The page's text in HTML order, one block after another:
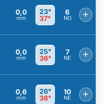
0,0
mm
23°
37°
6
NO +
0,0
mm
25°
36°
7
NE +
0,6
mm
26°
36°
10
NE +